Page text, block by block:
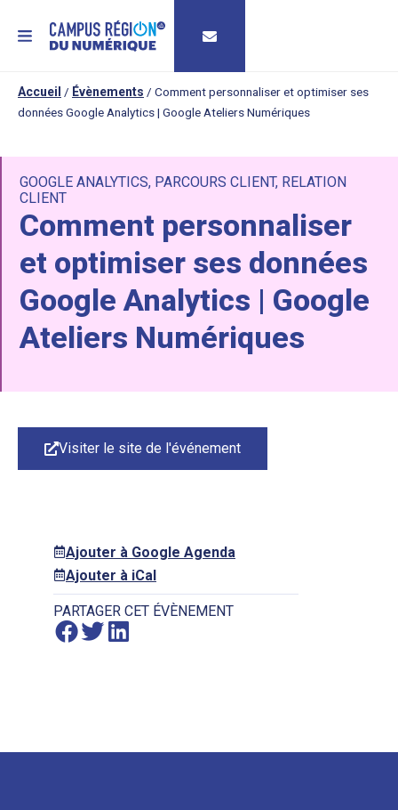
MENU
Accueil / Évènements / Comment personnaliser et optimiser ses
données Google Analytics | Google Ateliers Numériques
GOOGLE ANALYTICS, PARCOURS CLIENT, RELATION
CLIENT
Comment personnaliser
et optimiser ses données
Google Analytics | Google
Ateliers Numériques
Visiter le site de l'événement
Ajouter à Google Agenda
Ajouter à iCal
PARTAGER CET ÉVÈNEMENT